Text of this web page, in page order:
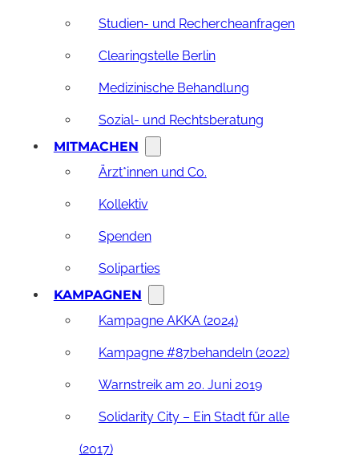
Studien- und Rechercheanfragen
Clearingstelle Berlin
Medizinische Behandlung
Sozial- und Rechtsberatung
MITMACHEN
Ärzt*innen und Co.
Kollektiv
Spenden
Soliparties
KAMPAGNEN
Kampagne AKKA (2024)
Kampagne #87behandeln (2022)
Warnstreik am 20. Juni 2019
Solidarity City – Ein Stadt für alle
(2017)